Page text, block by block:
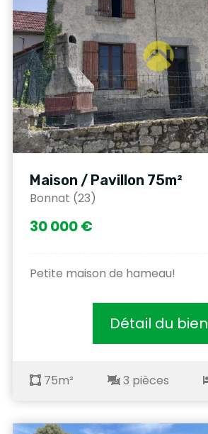
Maison / Pavillon 75m²
Bonnat (23)
30 000 €
Petite maison de hameau!
Détail du bien
75m² 3 pièces